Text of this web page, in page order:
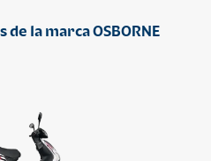
de la marca OSBORNE